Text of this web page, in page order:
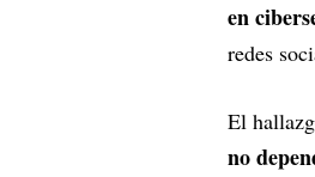
en
redes
El
no